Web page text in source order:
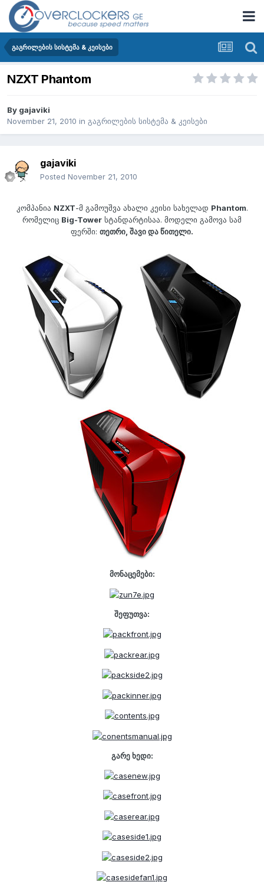
გაგრილების სისტემა & კეისები
NZXT Phantom
By gajaviki
November 21, 2010 in გაგრილების სისტემა & კეისები
gajaviki
Posted November 21, 2010
კომპანია NZXT-მ გამოუშვა ახალი კეისი სახელად Phantom.
რომელიც Big-Tower სტანდარტისაა. მოდელი გამოვა სამ
ფერში: თეთრი, შავი და წითელი.
მონაცემები:
შეფუთვა:
გარე ხედი: